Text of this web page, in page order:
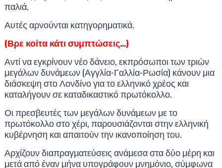
παλιά.
Αυτές αρνούνται κατηγορηματικά.
(Βρε κοίτα κάτι συμπτώσεις…)
Αντί να εγκρίνουν νέο δάνειο, εκπρόσωποι των τριών
μεγάλων δυνάμεων (Αγγλία-Γαλλία-Ρωσία) κάνουν μια
διάσκεψη στο Λονδίνο για το ελληνικό χρέος και
καταλήγουν σε καταδικαστικό πρωτόκολλο.
Οι πρεσβευτές των μεγάλων δυνάμεων με το
πρωτόκολλο στο χέρι, παρουσιάζονται στην ελληνική
κυβέρνηση και απαιτούν την ικανοποίηση του.
Αρχίζουν διαπραγματεύσεις ανάμεσα στα δύο μέρη και
μετά από έναν μήνα υπογράφουν μνημόνιο, σύμφωνα